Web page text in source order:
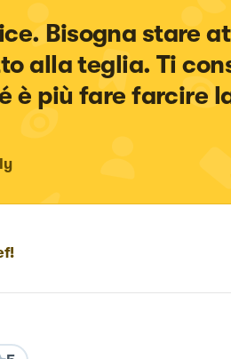
Bisogna stare
alla teglia. Ti
è più fare farcire